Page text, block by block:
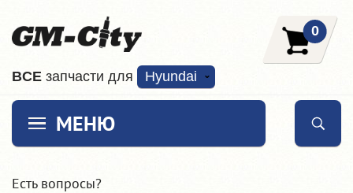
ВCE запчасти для Hyundai
0
МЕНЮ
Есть вопросы?